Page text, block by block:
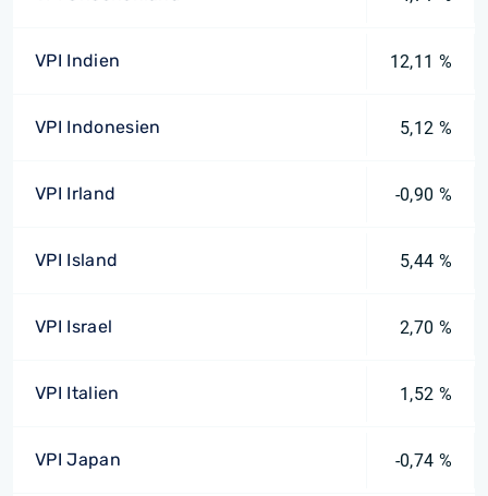
VPI Indien 12,11 %
VPI Indonesien 5,12 %
VPI Irland -0,90 %
VPI Island 5,44 %
VPI Israel 2,70 %
VPI Italien 1,52 %
VPI Japan -0,74 %